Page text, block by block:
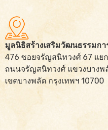
มูลนิธิสร้างเสริมวัฒนธรรมกา
476 ซอยจรัญสนิทวงศ์ 67 แย
ถนนจรัญสนิทวงศ์ แขวงบางพ
เขตบางพลัด กรุงเทพฯ 10700